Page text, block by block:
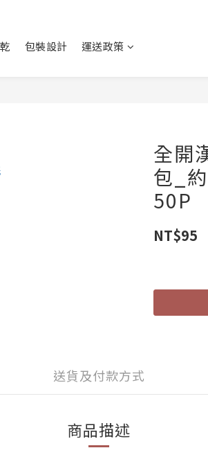
包裝設計 運送政策
全開
包_
50P
NT$95
送貨及付款方式
商品描述